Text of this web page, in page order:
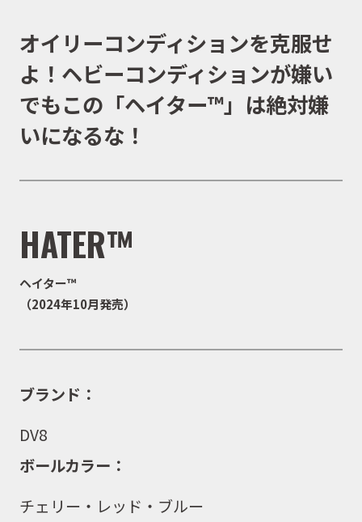
オイリーコンディションを克服せ
よ！ヘビーコンディションが嫌い
でもこの「ヘイター™」は絶対嫌
いになるな！
HATER™
ヘイター™
（2024年10月発売）
ブランド：
DV8
ボールカラー：
チェリー・レッド・ブルー